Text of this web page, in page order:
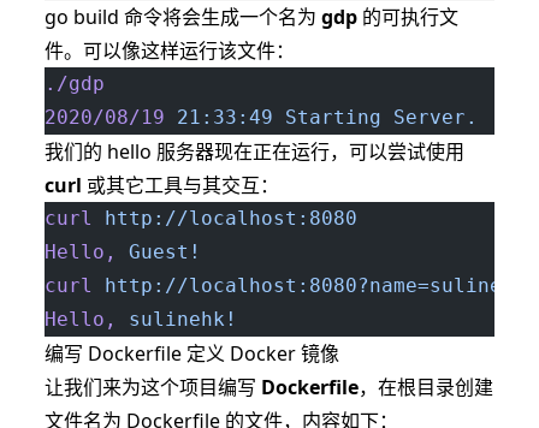
go build 命令将会生成一个名为gdp 的可执行文
件。可以像这样运行该文件：
./gdp
2020/08/19 21:33:49 Starting Server.
我们的 hello 服务器现在正在运行，可以尝试使用
curl 或其它工具与其交互：
curl
http://localhost:8080
Hello,
Guest!
curl
http://localhost:8080?name=sulinehk
Hello,
sulinehk!
编写 Dockerfile 定义 Docker 镜像
让我们来为这个项目编写 Dockerfile，在根目录创建
文件名为 Dockerfile 的文件，内容如下：